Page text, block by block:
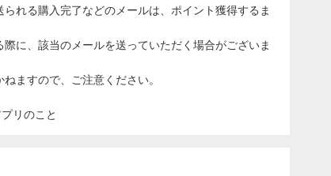
れる購入完了などのメールは、ポイント獲得するま
に、該当のメールを送っていただく場合がございま
ますので、ご注意ください。
リのこと